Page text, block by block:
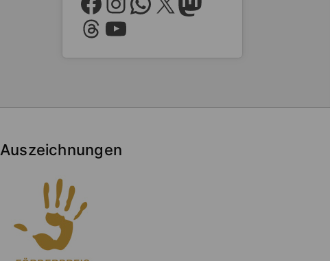
Threads
YouTube
Auszeichnungen